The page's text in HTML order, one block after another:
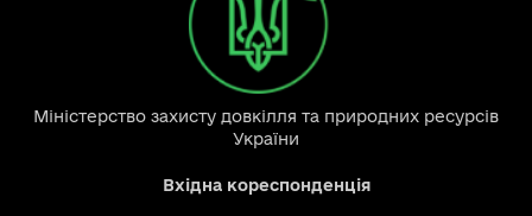
Міністерство захисту довкілля та природних ресурсів
України
Вхідна кореспонденція